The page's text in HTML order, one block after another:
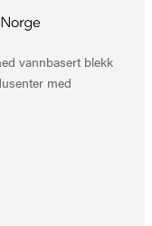
vannbasert blekk
med